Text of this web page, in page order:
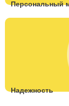
Персональный
Надежность